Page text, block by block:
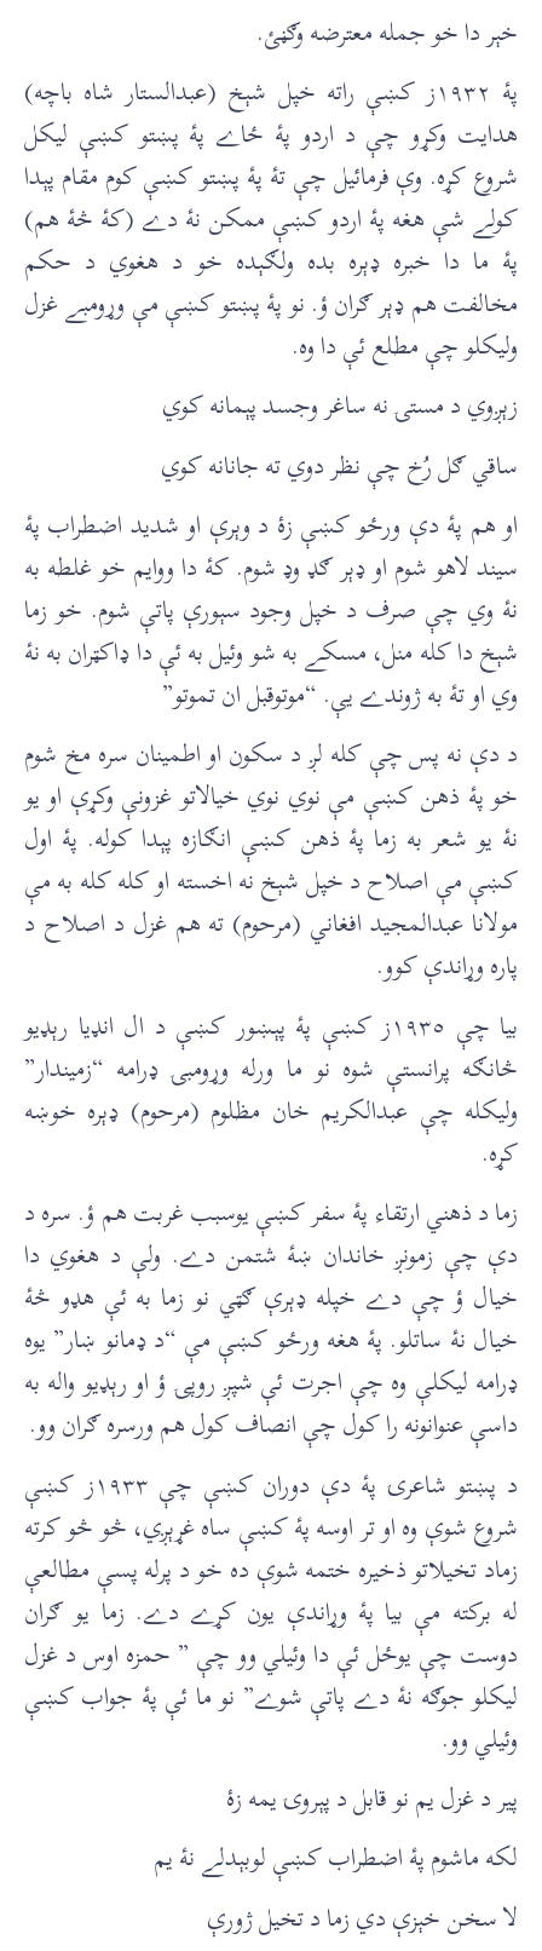
خېر دا خو جمله معترضه وګڼئ.
پۀ ١٩٣٢ز کښې راته خپل شېخ (عبدالستار شاه باچه)
هدايت وکړو چې د اردو پۀ ځاے پۀ پښتو کښې ليکل
شروع کړه. وې فرمائيل چې تۀ پۀ پښتو کښې کوم مقام پېدا
کولے شې هغه پۀ اردو کښې ممکن نۀ دے (کۀ څۀ هم)
پۀ ما دا خبره ډېره بده ولګېده خو د هغوي د حکم
مخالفت هم ډېر ګران ؤ. نو پۀ پښتو کښې مې وړومبے غزل
وليکلو چې مطلع ئې دا وه.
زېږوي د مستۍ نه ساغر وجسد پېمانه کوي
ساقي ګل رُخ چې نظر دوي ته جانانه کوي
او هم پۀ دې ورځو کښې زۀ د وېرې او شديد اضطراب پۀ
سيند لاهو شوم او ډېر ګډ وډ شوم. کۀ دا ووايم خو غلطه به
نۀ وي چې صرف د خپل وجود سېورې پاتې شوم. خو زما
شېخ دا کله منل، مسکے به شو وئيل به ئې دا ډاکټران به نۀ
وي او تۀ به ژوندے يې. “موتوقبل ان تموتو”
د دې نه پس چې کله لږ د سکون او اطمينان سره مخ شوم
خو پۀ ذهن کښې مې نوي نوي خيالاتو غزونې وکړې او يو
نۀ يو شعر به زما پۀ ذهن کښې انګازه پېدا کوله. پۀ اول
کښې مې اصلاح د خپل شېخ نه اخسته او کله کله به مې
مولانا عبدالمجيد افغاني (مرحوم) ته هم غزل د اصلاح د
پاره وړاندې کوو.
بيا چې ١٩٣٥ز کښې پۀ پېښور کښې د ال انډيا رېډيو
څانګه پرانستې شوه نو ما ورله وړومبۍ ډرامه “زميندار”
وليکله چې عبدالکريم خان مظلوم (مرحوم) ډېره خوښه
کړه.
زما د ذهني ارتقاء پۀ سفر کښې يوسبب غربت هم ؤ. سره د
دې چې زمونږ خاندان ښۀ شتمن دے. ولې د هغوي دا
خيال ؤ چې دے خپله ډېرې ګټي نو زما به ئې هډو څۀ
خيال نۀ ساتلو. پۀ هغه ورځو کښې مې “د ډمانو ښار” يوه
ډرامه ليکلې وه چې اجرت ئې شپږ روپۍ ؤ او رېډيو واله به
داسې عنوانونه را کول چې انصاف کول هم ورسره ګران وو.
د پښتو شاعرۍ پۀ دې دوران کښې چې ١٩٣٣ز کښې
شروع شوې وه او تر اوسه پۀ کښې ساه غړېږي، څو څو کرته
زماد تخيلاتو ذخيره ختمه شوې ده خو د پرله پسې مطالعې
له برکته مې بيا پۀ وړاندې يون کړے دے. زما يو ګران
دوست چې يوځل ئې دا وئيلي وو چې ” حمزه اوس د غزل
ليکلو جوګه نۀ دے پاتې شوے” نو ما ئې پۀ جواب کښې
وئيلي وو.
پير د غزل يم نو قابل د پېروۍ يمه زۀ
لکه ماشوم پۀ اضطراب کښې لوبېدلے نۀ يم
لا سخن خېزې دي زما د تخيل ژورې